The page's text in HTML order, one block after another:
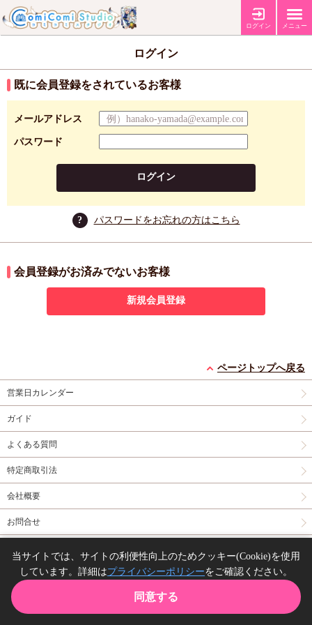
ログイン メニュー
ログイン
既に会員登録をされているお客様
メールアドレス
パスワード
ログイン
? パスワードをお忘れの方はこちら
会員登録がお済みでないお客様
新規会員登録
ページトップへ戻る
営業日カレンダー
ガイド
よくある質問
特定商取引法
会社概要
お問合せ
Copyright(C) comicomi studio. All right reserved.
当サイトでは、サイトの利便性向上のためクッキー(Cookie)を使用
しています。詳細はプライバシーポリシーをご確認ください。
同意する